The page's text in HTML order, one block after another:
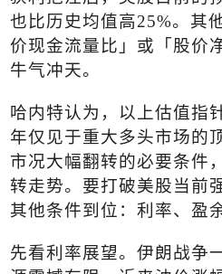
也比历史均值高25%。其
价现金流量比」或「股价
牛气冲天。
哈内特认为，以上估值指
年仅见于重大多头市场的
市况大幅翻转的必要条件
转走势。要打破美股当前
其他条件到位：利率、盈
先看利率展望。伊朗战争